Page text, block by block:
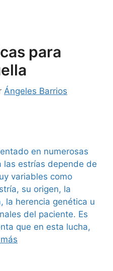
para
Ángeles Barrios
en numerosas
las estrías depende de
variables como
su origen, la
la herencia genética u
del paciente. Es
que en esta lucha,